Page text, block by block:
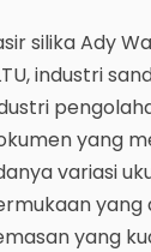
silika Ady
industri
yang
variasi
yang
yang